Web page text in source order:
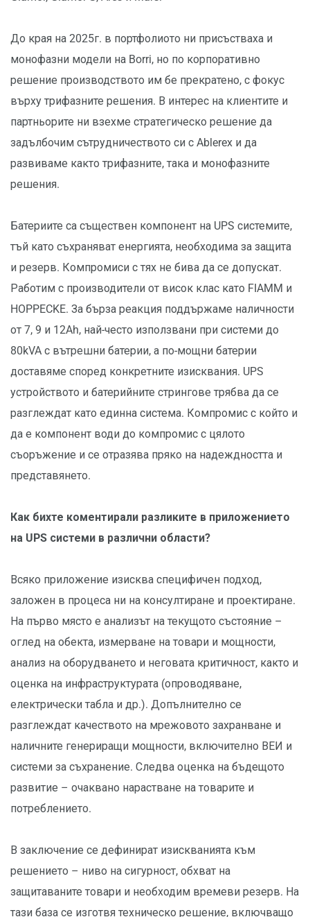
До края на 2025г. в портфолиото ни присъстваха и
монофазни модели на Borri, но по корпоративно
решение производството им бе прекратено, с фокус
върху трифазните решения. В интерес на клиентите и
партньорите ни взехме стратегическо решение да
задълбочим сътрудничеството си с Ablerex и да
развиваме както трифазните, така и монофазните
решения.
Батериите са съществен компонент на UPS системите,
тъй като съхраняват енергията, необходима за защита
и резерв. Компромиси с тях не бива да се допускат.
Работим с производители от висок клас като FIAMM и
HOPPECKE. За бърза реакция поддържаме наличности
от 7, 9 и 12Ah, най-често използвани при системи до
80kVA с вътрешни батерии, а по-мощни батерии
доставяме според конкретните изисквания. UPS
устройството и батерийните стрингове трябва да се
разглеждат като единна система. Компромис с който и
да е компонент води до компромис с цялото
съоръжение и се отразява пряко на надеждността и
представянето.
Как бихте коментирали разликите в приложението
на UPS системи в различни области?
Всяко приложение изисква специфичен подход,
заложен в процеса ни на консултиране и проектиране.
На първо място е анализът на текущото състояние –
оглед на обекта, измерване на товари и мощности,
анализ на оборудването и неговата критичност, както и
оценка на инфраструктурата (опроводяване,
електрически табла и др.). Допълнително се
разглеждат качеството на мрежовото захранване и
наличните генериращи мощности, включително ВЕИ и
системи за съхранение. Следва оценка на бъдещото
развитие – очаквано нарастване на товарите и
потреблението.
В заключение се дефинират изискванията към
решението – ниво на сигурност, обхват на
защитаваните товари и необходим времеви резерв. На
тази база се изготвя техническо решение, включващо